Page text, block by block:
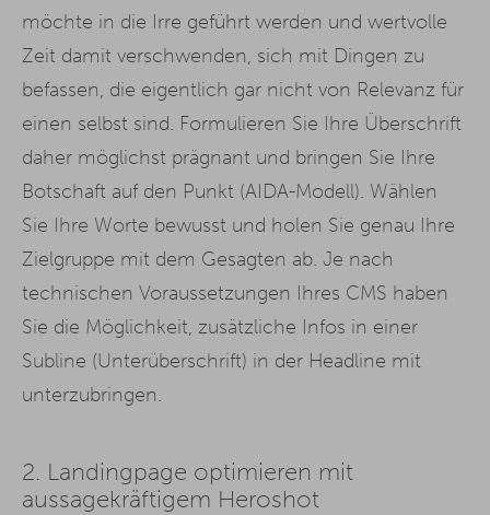
möchte in die Irre geführt werden und wertvolle
Zeit damit verschwenden, sich mit Dingen zu
befassen, die eigentlich gar nicht von Relevanz für
einen selbst sind. Formulieren Sie Ihre Überschrift
daher möglichst prägnant und bringen Sie Ihre
Botschaft auf den Punkt (AIDA-Modell). Wählen
Sie Ihre Worte bewusst und holen Sie genau Ihre
Zielgruppe mit dem Gesagten ab. Je nach
technischen Voraussetzungen Ihres CMS haben
Sie die Möglichkeit, zusätzliche Infos in einer
Subline (Unterüberschrift) in der Headline mit
unterzubringen.
2. Landingpage optimieren mit
aussagekräftigem Heroshot